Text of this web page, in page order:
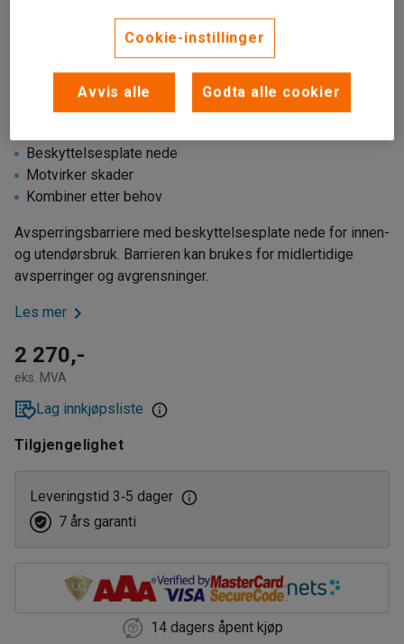
Beskyttelsesplate nede
Motvirker skader
Kombiner etter behov
Avsperringsbarriere med beskyttelsesplate nede for innen-
og utendørsbruk. Barrieren kan brukes for midlertidige
avsperringer og avgrensninger.
Les mer
2 270,-
eks. MVA
Lag innkjøpsliste
Tilgjengelighet
Leveringstid 3‑5 dager
7 års garanti
14 dagers åpent kjøp
Cookie-instillinger
Avvis alle Godta alle cookier